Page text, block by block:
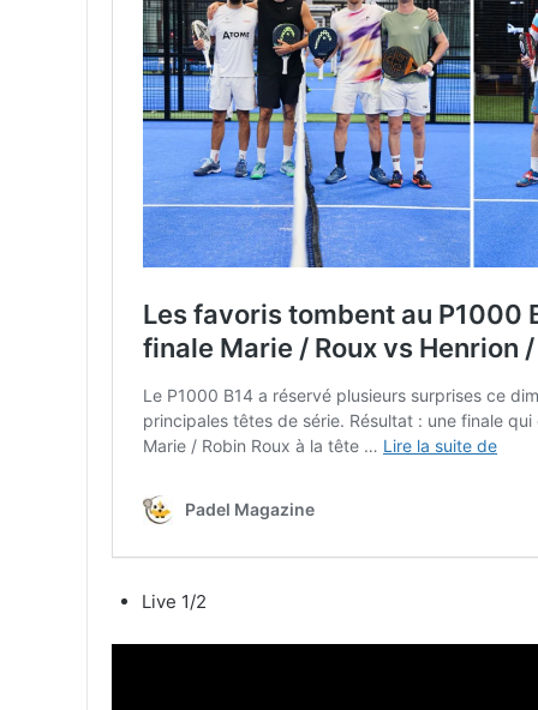
Live 1/2